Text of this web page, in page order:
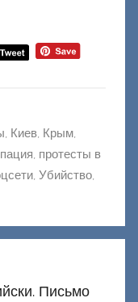
, Киев, Крым,
, протесты в
, Убийство,
Письмо